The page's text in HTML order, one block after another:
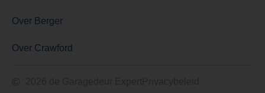
Over Berger
Over Crawford